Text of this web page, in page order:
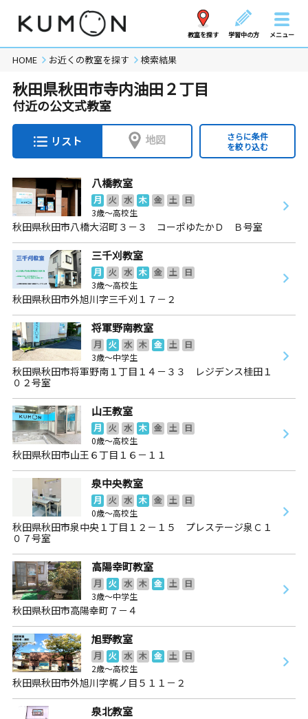
教室を探す 学習中の方 メニュー
HOME お近くの教室を探す 検索結果
秋田県秋田市寺内油田２丁目
付近の公文式教室
リスト 地図
さらに条件
を絞り込む
八橋教室
月 火 水 木 金 土
日
3歳～高校生
秋田県秋田市八橋大沼町３－３ コーポゆたかＤ Ｂ号室
三千刈教室
月 火 水 木 金 土
日
3歳～高校生
秋田県秋田市外旭川字三千刈１７－２
将軍野南教室
月 火 水 木 金 土
日
3歳～中学生
秋田県秋田市将軍野南１丁目１４－３３ レジデンス桂田１
０２号室
山王教室
月 火 水 木 金 土
日
0歳～高校生
秋田県秋田市山王６丁目１６－１１
泉中央教室
月 火 水 木 金 土
日
0歳～高校生
秋田県秋田市泉中央１丁目１２－１５ プレステージ泉Ｃ１
０７号室
高陽幸町教室
月 火 水 木 金 土
日
3歳～中学生
秋田県秋田市高陽幸町７－４
旭野教室
月 火 水 木 金 土
日
2歳～高校生
秋田県秋田市外旭川字梶ノ目５１１－２
泉北教室